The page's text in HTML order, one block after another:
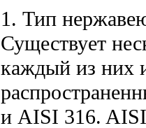
1. Тип
Существует
каждый из них
и AISI 316. AISI